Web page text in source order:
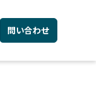
問い合わせ